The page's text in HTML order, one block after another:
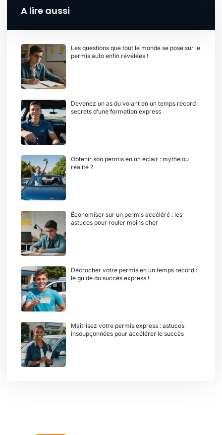
A lire aussi
Les questions que tout le monde se pose sur le
permis auto enfin révélées !
Devenez un as du volant en un temps record :
secrets d’une formation express
Obtenir son permis en un éclair : mythe ou
réalité ?
Économiser sur un permis accéléré : les
astuces pour rouler moins cher
Décrocher votre permis en un temps record :
le guide du succès express !
Maîtrisez votre permis express : astuces
insoupçonnées pour accélérer le succès